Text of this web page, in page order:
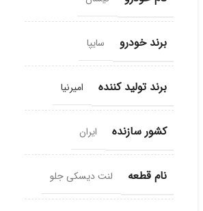
برند خودرو سایپا
برند تولید کننده امیرنیا
کشور سازنده ایران
نام قطعه لنت دیسکی جلو